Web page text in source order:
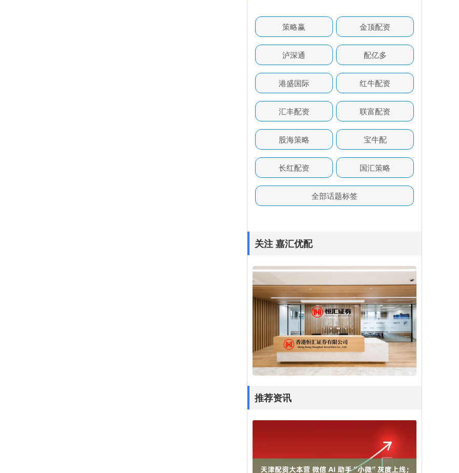
策略赢 金顶配资
泸深通 配亿多
港盛国际 红牛配资
汇丰配资 联富配资
股海策略 宝牛配
长红配资 国汇策略
全部话题标签
关注 嘉汇优配
推荐资讯